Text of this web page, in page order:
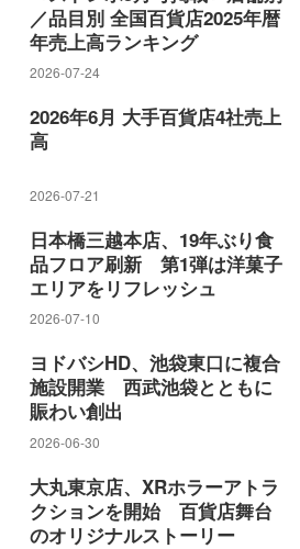
／品目別 全国百貨店2025年暦
年売上高ランキング
2026-07-24
2026年6月 大手百貨店4社売上
高
2026-07-21
日本橋三越本店、19年ぶり食
品フロア刷新 第1弾は洋菓子
エリアをリフレッシュ
2026-07-10
ヨドバシHD、池袋東口に複合
施設開業 西武池袋とともに
賑わい創出
2026-06-30
大丸東京店、XRホラーアトラ
クションを開始 百貨店舞台
のオリジナルストーリー